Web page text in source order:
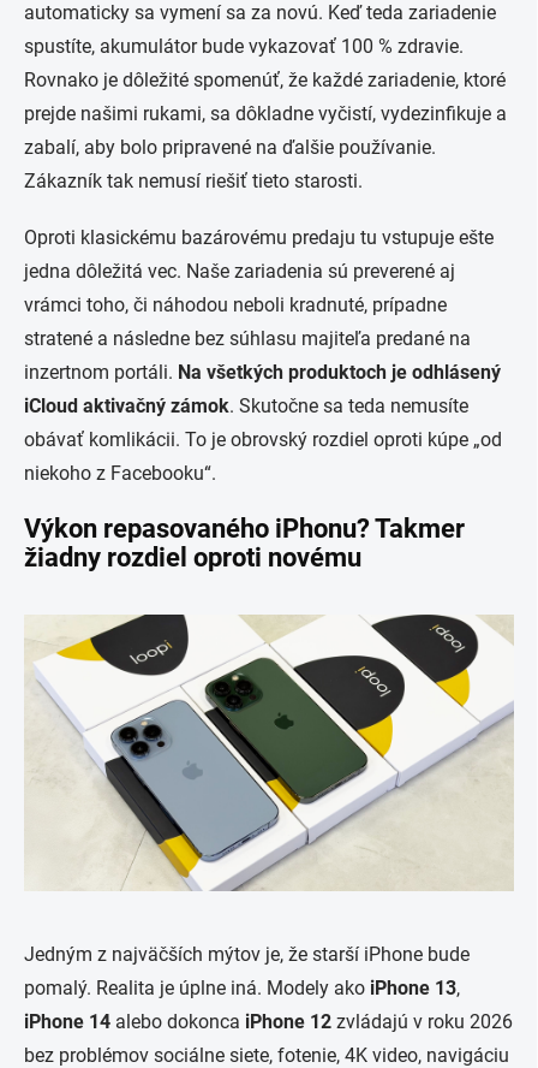
automaticky sa vymení sa za novú. Keď teda zariadenie
spustíte, akumulátor bude vykazovať 100 % zdravie.
Rovnako je dôležité spomenúť, že každé zariadenie, ktoré
prejde našimi rukami, sa dôkladne vyčistí, vydezinfikuje a
zabalí, aby bolo pripravené na ďalšie používanie.
Zákazník tak nemusí riešiť tieto starosti.
Oproti klasickému bazárovému predaju tu vstupuje ešte
jedna dôležitá vec. Naše zariadenia sú preverené aj
vrámci toho, či náhodou neboli kradnuté, prípadne
stratené a následne bez súhlasu majiteľa predané na
inzertnom portáli. Na všetkých produktoch je odhlásený
iCloud aktivačný zámok. Skutočne sa teda nemusíte
obávať komlikácii. To je obrovský rozdiel oproti kúpe „od
niekoho z Facebooku“.
Výkon repasovaného iPhonu? Takmer
žiadny rozdiel oproti novému
Jedným z najväčších mýtov je, že starší iPhone bude
pomalý. Realita je úplne iná. Modely ako iPhone 13,
iPhone 14 alebo dokonca iPhone 12 zvládajú v roku 2026
bez problémov sociálne siete, fotenie, 4K video, navigáciu